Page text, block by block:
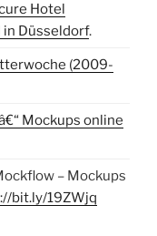
Hotel
Düsseldorf.
(2009-
Mockups online
– Mockups
bit.ly/19ZWjq